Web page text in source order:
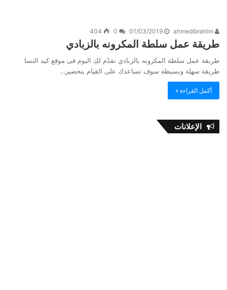
ahmedibrahim
01/03/2019
0
404
طريقة عمل سلطة المكرونه بالزبادي
طريقة عمل سلطة المكرونه بالزبادي نقدّم لكِ اليوم فى موقع كيد النسا
طريقة سهلة وبسيطة سوف تساعدك على القيام بتحضير…
أكمل القراءة »
الإعلانات